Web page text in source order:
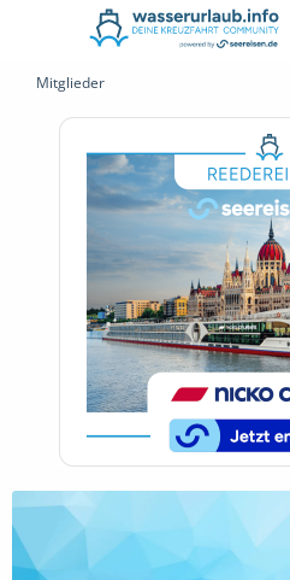
Mitglieder